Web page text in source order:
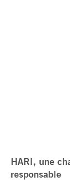
HARI, une
responsable